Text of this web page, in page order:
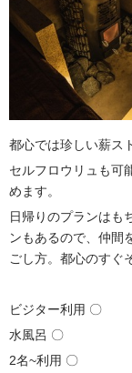
都心では珍しい薪ス
セルフロウリュも可
めます。
日帰りのプランはも
ンもあるので、仲間
ごし方。都心のすぐ
ビジター利用 〇
水風呂 〇
2名~利用 〇